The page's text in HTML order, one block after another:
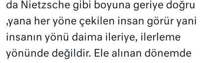
da Nietzsche gibi boyuna geriye doğru
,yana her yöne çekilen insan görür yani
insanın yönü daima ileriye, ilerleme
yönünde değildir. Ele alınan dönemde